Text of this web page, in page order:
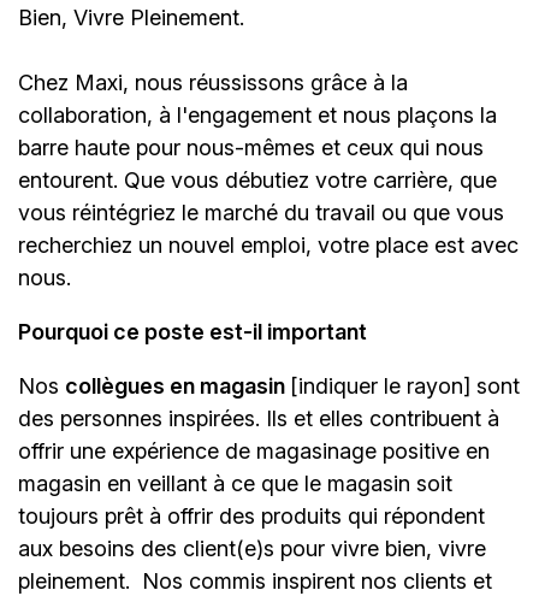
Bien, Vivre Pleinement.
Chez Maxi, nous réussissons grâce à la
collaboration, à l'engagement et nous plaçons la
barre haute pour nous-mêmes et ceux qui nous
entourent. Que vous débutiez votre carrière, que
vous réintégriez le marché du travail ou que vous
recherchiez un nouvel emploi, votre place est avec
nous.
Pourquoi ce poste est-il important
Nos collègues en magasin [indiquer le rayon] sont
des personnes inspirées. Ils et elles contribuent à
offrir une expérience de magasinage positive en
magasin en veillant à ce que le magasin soit
toujours prêt à offrir des produits qui répondent
aux besoins des client(e)s pour vivre bien, vivre
pleinement. Nos commis inspirent nos clients et